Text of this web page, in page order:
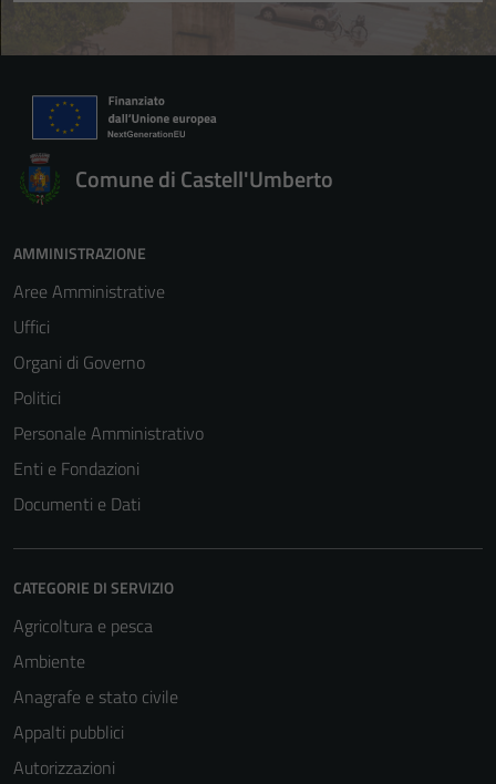
Comune di Castell'Umberto
AMMINISTRAZIONE
Aree Amministrative
Uffici
Organi di Governo
Politici
Personale Amministrativo
Enti e Fondazioni
Documenti e Dati
CATEGORIE DI SERVIZIO
Agricoltura e pesca
Ambiente
Anagrafe e stato civile
Appalti pubblici
Autorizzazioni